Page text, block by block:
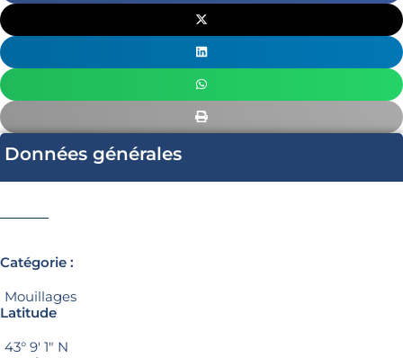
Données générales
Catégorie :
Mouillages
Latitude
43° 9′ 1″ N